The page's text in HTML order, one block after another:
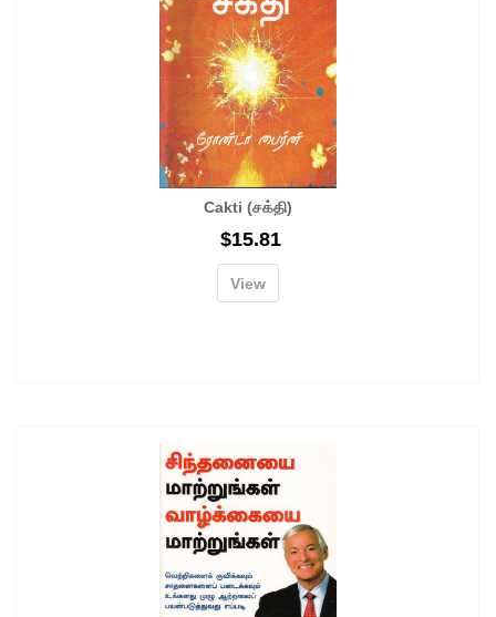
Cakti (சக்தி)
$15.81
View